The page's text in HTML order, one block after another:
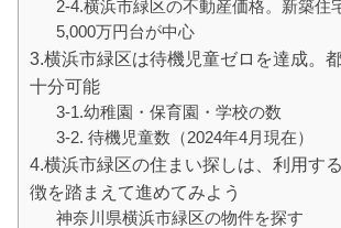
2-4.横浜市緑区の不動産価格。新築住
5,000万円台が中心
3.横浜市緑区は待機児童ゼロを達成。
十分可能
3-1.幼稚園・保育園・学校の数
3-2. 待機児童数（2024年4月現在）
4.横浜市緑区の住まい探しは、利用す
徴を踏まえて進めてみよう
神奈川県横浜市緑区の物件を探す